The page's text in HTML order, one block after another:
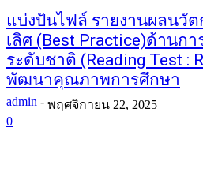
แบ่งปันไฟล์ รายงานผลนวั
เลิศ (Best Practice)ด้านก
ระดับชาติ (Reading Test :
พัฒนาคุณภาพการศึกษา
admin - พฤศจิกายน 22, 2025
0